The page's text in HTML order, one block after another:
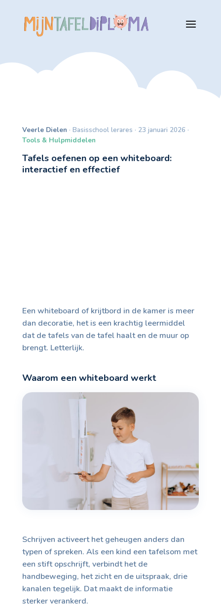
Veerle Dielen · Basisschool lerares · 23 januari 2026 ·
Tools & Hulpmiddelen
Tafels oefenen op een whiteboard:
interactief en effectief
Een whiteboard of krijtbord in de kamer is meer
dan decoratie, het is een krachtig leermiddel
dat de tafels van de tafel haalt en de muur op
brengt. Letterlijk.
Waarom een whiteboard werkt
Schrijven activeert het geheugen anders dan
typen of spreken. Als een kind een tafelsom met
een stift opschrijft, verbindt het de
handbeweging, het zicht en de uitspraak, drie
kanalen tegelijk. Dat maakt de informatie
sterker verankerd.